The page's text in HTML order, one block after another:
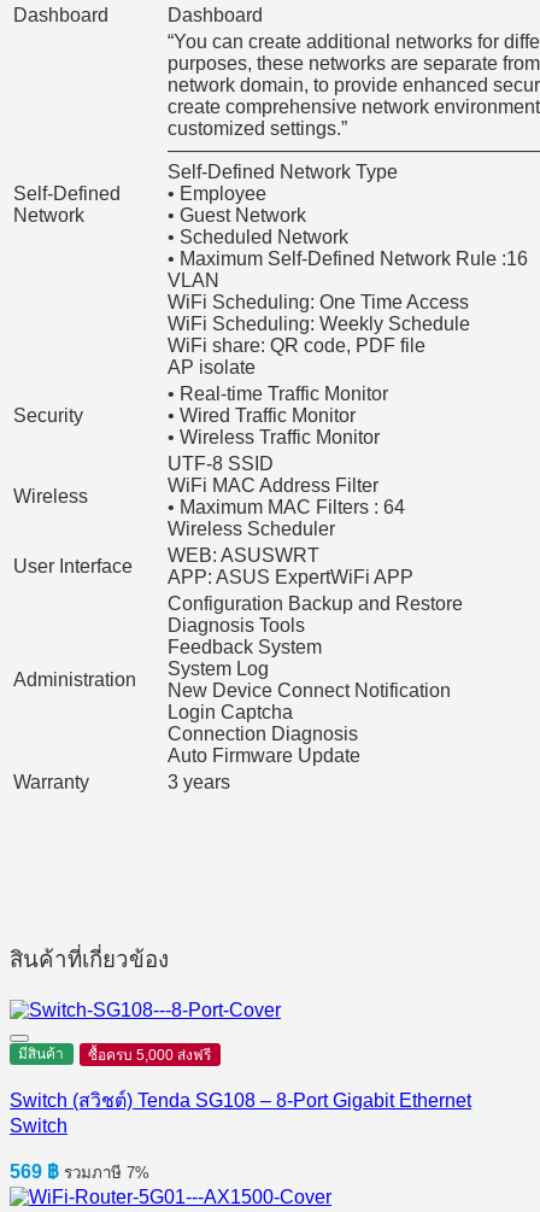
Dashboard
Dashboard
Self-Defined
Network
“You can create additional networks for
purposes, these networks are separate
network domain, to provide enhanced
create comprehensive network
customized settings.”
Self-Defined Network Type
• Employee
• Guest Network
• Scheduled Network
• Maximum Self-Defined Network Rule :16
VLAN
WiFi Scheduling: One Time Access
WiFi Scheduling: Weekly Schedule
WiFi share: QR code, PDF file
AP isolate
Security
• Real-time Traffic Monitor
• Wired Traffic Monitor
• Wireless Traffic Monitor
Wireless
UTF-8 SSID
WiFi MAC Address Filter
• Maximum MAC Filters : 64
Wireless Scheduler
User Interface
WEB: ASUSWRT
APP: ASUS ExpertWiFi APP
Administration
Configuration Backup and Restore
Diagnosis Tools
Feedback System
System Log
New Device Connect Notification
Login Captcha
Connection Diagnosis
Auto Firmware Update
Warranty
3 years
สินค้าที่เกี่ยวข้อง
มีสินค้า ซื้อครบ 5,000 ส่งฟรี
Switch (สวิชต์) Tenda SG108 – 8-Port Gigabit Ethernet
Switch
569 ฿ รวมภาษี 7%